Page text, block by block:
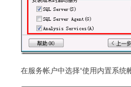
在服务帐户中选择“使用内置系统